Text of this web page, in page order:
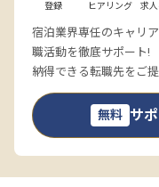
登録
ヒアリング
求
宿泊業界専任のキャリ
職活動を徹底サポート!
納得できる転職先をご提
無料 サ